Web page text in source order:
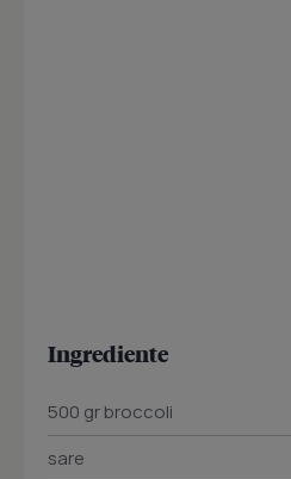
Ingrediente
500 gr broccoli
sare